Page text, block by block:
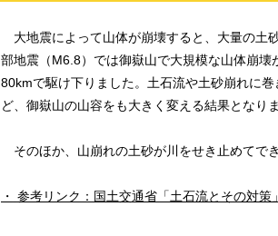
大地震によって山体が崩壊すると、大量の土
部地震（M6.8）では御嶽山で大規模な山体崩
80kmで駆け下りました。土石流や土砂崩れに
ど、御嶽山の山容をも大きく変える結果となりま
そのほか、山崩れの土砂が川をせき止めてで
参考リンク：国土交通省「土石流とその対策」